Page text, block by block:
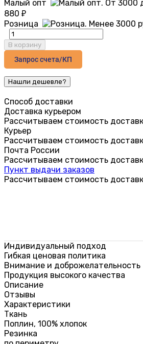
Малый опт
880 ₽
Розница
В корзину
Запрос счета/КП
Способ доставки
Доставка курьером
Рассчитываем стоимость
Курьер
Рассчитываем стоимость
Почта России
Рассчитываем стоимость
Пункт выдачи заказов
Рассчитываем стоимость
Индивидуальный подход
Гибкая ценовая политика
Внимание и доброжелательность
Продукция высокого качества
Описание
Отзывы
Характеристики
Ткань
Поплин, 100% хлопок
Резинка